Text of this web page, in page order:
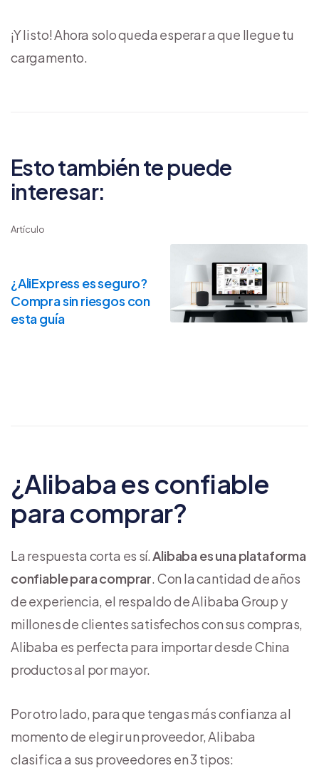
¡Y listo! Ahora solo queda esperar a que llegue tu
cargamento.
Esto también te puede
interesar:
Artículo
¿AliExpress es seguro?
Compra sin riesgos con
esta guía
¿Alibaba es confiable
para comprar?
La respuesta corta es sí.Alibaba es una plataforma
confiable para comprar. Con la cantidad de años
de experiencia, el respaldo de Alibaba Group y
millones de clientes satisfechos con sus compras,
Alibaba es perfecta para importar desde China
productos al por mayor.
Por otro lado, para que tengas más confianza al
momento de elegir un proveedor, Alibaba
clasifica a sus proveedores en 3 tipos: